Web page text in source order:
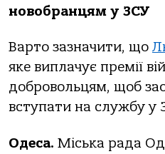
новобранцям у ЗСУ
Варто зазначити, що
яке виплачує премії
добровольцям, щоб
вступати на службу у
Одеса. Міська рада